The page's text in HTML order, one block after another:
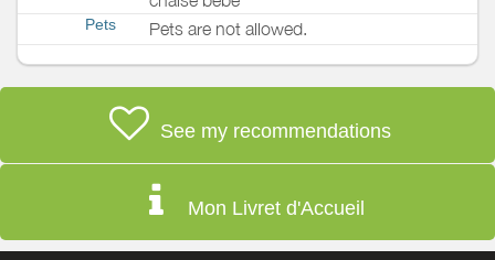
Pets Pets are not allowed.
See my recommendations
Mon Livret d'Accueil